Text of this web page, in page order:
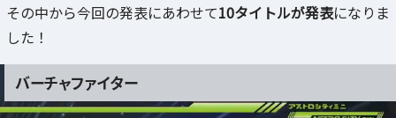
その中から今回の発表にあわせて10タイトルが発表になりま
した！
バーチャファイター